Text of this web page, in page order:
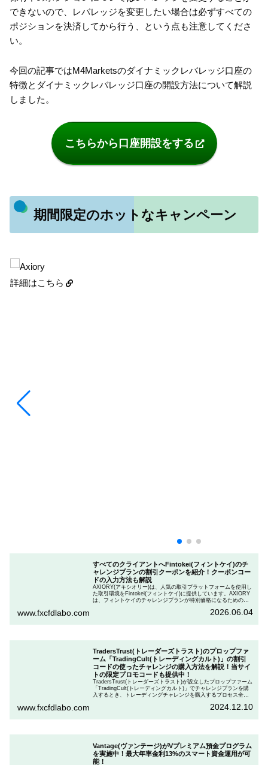
できないので、レバレッジを変更したい場合は必ずすべての
ポジションを決済してから行う、という点も注意してくださ
い。
今回の記事ではM4Marketsのダイナミックレバレッジ口座の
特徴とダイナミックレバレッジ口座の開設方法について解説
しました。
こちらから口座開設をする
期間限定のホットなキャンペーン
詳細はこちら
すべてのクライアントへFintokei(フィントケイ)のチ
ャレンジプランの割引クーポンを紹介！クーポンコー
ドの入力方法も解説
AXIORY(アキシオリー)は、人気の取引プラットフォームを使用し
た取引環境をFintokei(フィントケイ)に提供しています。AXIORY
は、フィントケイのチャレンジプランが特別価格になるためのク
ランを申し込むときのクーポンコードを入力して割引にする方法
www.fxcfdlabo.com 2026.06.04
TradersTrust(トレーダーズトラスト)のプロップファ
ーム「TradingCult(トレーディングカルト)」の割引
コードの使ったチャレンジの購入方法を解説！当サイ
トの限定プロモコードも提供中！
TradersTrust(トレーダーズトラスト)が設立したプロップファーム
「TradingCult(トレーディングカルト)」でチャレンジプランを購
入するとき、トレーディングチャレンジを購入するプロセス全体
ます。さらに、TradingCultがほぼ定期的に実施している割引コー
www.fxcfdlabo.com 2024.12.10
Vantage(ヴァンテージ)がVプレミアム預金プログラム
を実施中！最大年率金利13%のスマート資金運用が可
能！